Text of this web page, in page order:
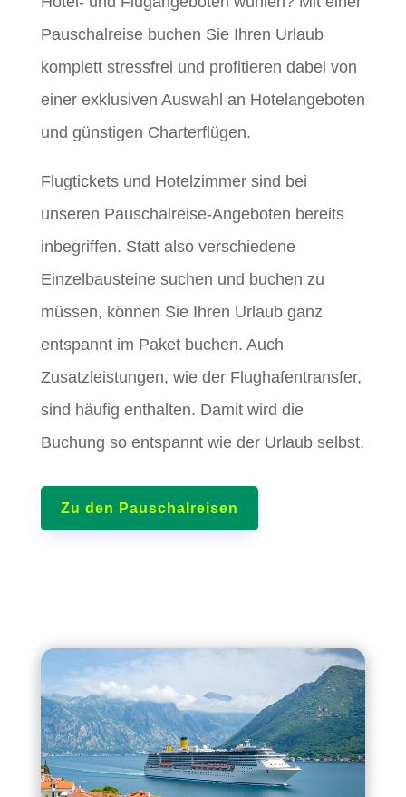
Pauschalreise buchen Sie Ihren Urlaub
komplett stressfrei und profitieren dabei von
einer exklusiven Auswahl an Hotelangeboten
und günstigen Charterflügen.
Flugtickets und Hotelzimmer sind bei
unseren Pauschalreise-Angeboten bereits
inbegriffen. Statt also verschiedene
Einzelbausteine suchen und buchen zu
müssen, können Sie Ihren Urlaub ganz
entspannt im Paket buchen. Auch
Zusatzleistungen, wie der Flughafentransfer,
sind häufig enthalten. Damit wird die
Buchung so entspannt wie der Urlaub selbst.
Zu den Pauschalreisen